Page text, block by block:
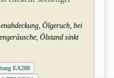
Ölgeruch, bei
Ölstand sinkt
EA288